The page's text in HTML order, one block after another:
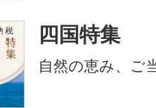
四国特集
自然の恵み、ご